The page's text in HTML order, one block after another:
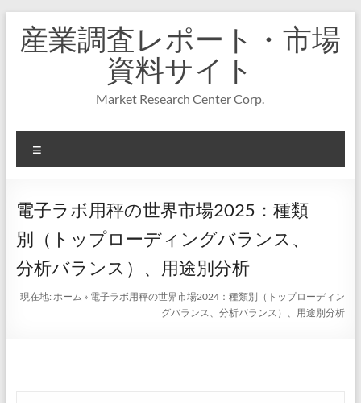
キ
プ
産業調査レポート・市場
資料サイト
Market Research Center Corp.
ニ
ー
電子ラボ用秤の世界市場2025：種類
別（トップローディングバランス、
分析バランス）、用途別分析
現在地:ホーム » 電子ラボ用秤の世界市場2024：種類別（トップローディン
グバランス、分析バランス）、用途別分析